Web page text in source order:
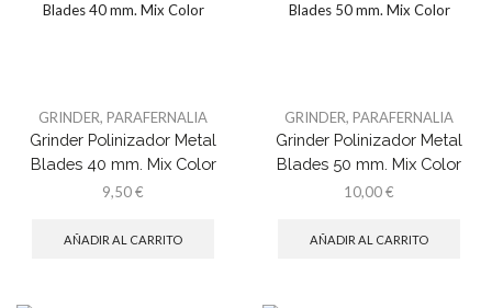
GRINDER, PARAFERNALIA
Grinder Polinizador Metal
Blades 40 mm. Mix Color
9,50€
AÑADIR AL CARRITO
GRINDER, PARAFERNALIA
Grinder Polinizador Metal
Blades 50 mm. Mix Color
10,00€
AÑADIR AL CARRITO